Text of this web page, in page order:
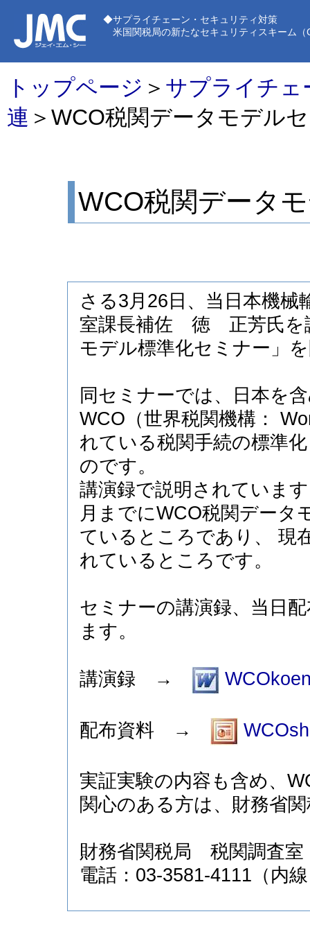
◆サプライチェーン・セキュリティ対策
米国関税局の新たなセキュリティスキーム（
トップページ ＞ サプライチェ
連 ＞WCO税関データモデル
WCO税関データ
さる3月26日、当日本機械
室課長補佐 徳 正芳氏を
モデル標準化セミナー」
同セミナーでは、日本を
WCO（世界税関機構：
れている税関手続の標準
のです。
講演録で説明されていま
月までにWCO税関データ
ているところであり、 現
れているところです。
セミナーの講演録、当日
ます。
講演録 →
配布資料 →
実証実験の内容も含め、
関心のある方は、財務省
財務省関税局 税関調査室
電話：03-3581-4111（内